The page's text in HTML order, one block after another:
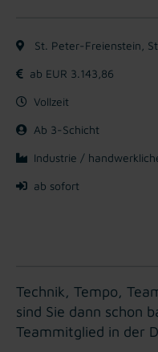
St. Peter-Freienstein,
ab EUR 3.143,86
Vollzeit
Ab 3-Schicht
Industrie /
ab sofort
Technik, Tempo,
sind Sie dann schon
Teammitglied in der